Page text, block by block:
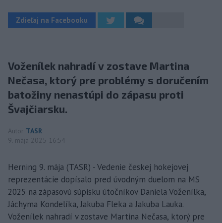
Zdieľaj na Facebooku
Voženílek nahradí v zostave Martina
Nečasa, ktorý pre problémy s doručením
batožiny nenastúpi do zápasu proti
Švajčiarsku.
Autor TASR
9. mája 2025 16:54
Herning 9. mája (TASR) - Vedenie českej hokejovej
reprezentácie dopísalo pred úvodným duelom na MS
2025 na zápasovú súpisku útočníkov Daniela Voženílka,
Jáchyma Kondelíka, Jakuba Fleka a Jakuba Lauka.
Voženílek nahradí v zostave Martina Nečasa, ktorý pre